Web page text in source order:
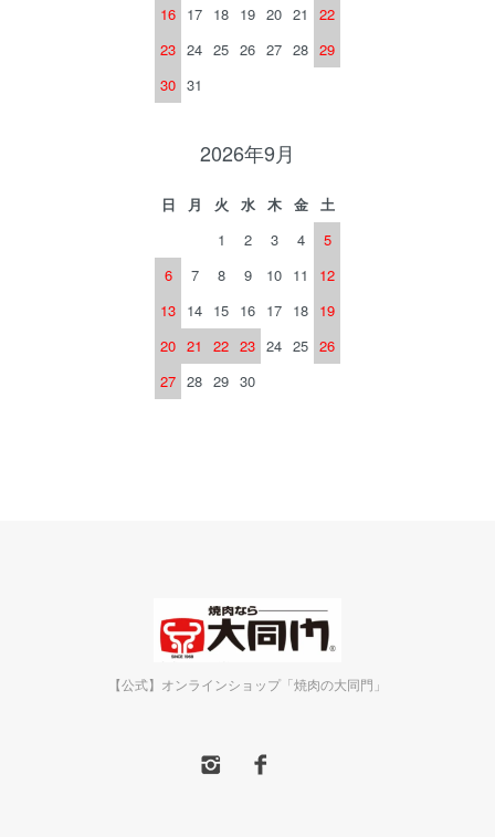
16 17 18 19 20 21
22
23 24 25 26 27 28 29
30 31
2026年9月
日 月 火 水 木 金
土
1
2 3 4
5
6
7 8 9 10 11
12
13 14 15 16 17 18 19
20 21 22 23 24 25 26
27 28 29 30
【公式】オンラインショップ「焼肉の大同門」